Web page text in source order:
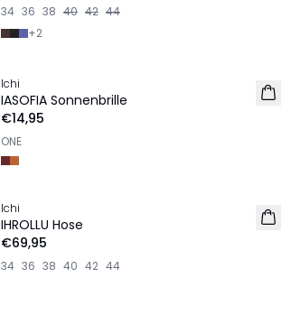
34 36 38 40 42 44
+2
Ichi
IASOFIA Sonnenbrille
€14,95
ONE
NEU
Ichi
IHROLLU Hose
€69,95
34 36 38 40 42 44